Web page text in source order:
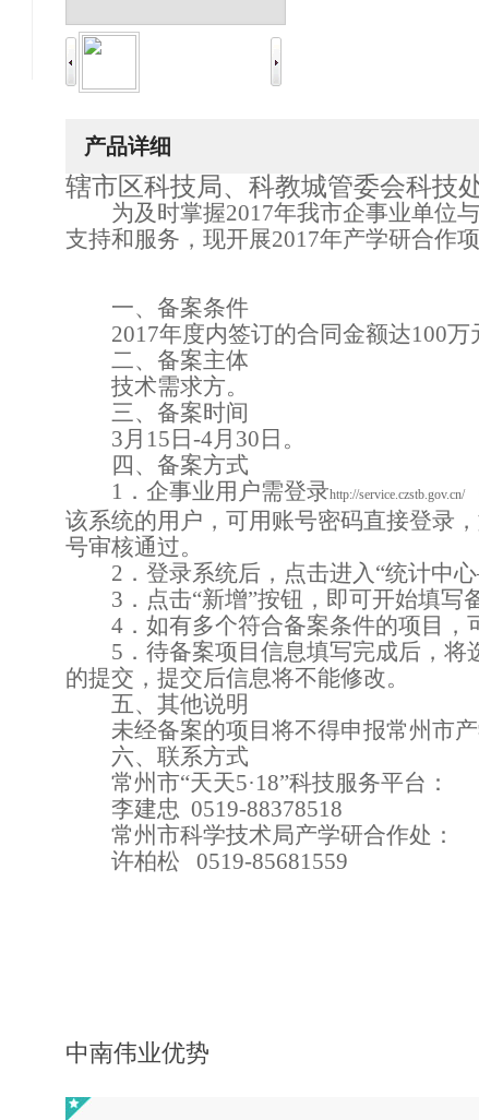
产品详细
辖市区科技局、科教城管委会科技
为及时掌握2017年我市企事业单位
支持和服务，现开展2017年产学研合作
一、备案条件
2017年度内签订的合同金额达100万
二、备案主体
技术需求方。
三、备案时间
3月 15 日-4月 30 日 。
四、备案方式
1 ．企事业用户需登录http://service.czstb.gov.cn/
该系统的用户，可用账号密码直接登录
号审核通过。
2 ．登录系统后，点击进入“统计中心
3 ．点击“新增”按钮，即可开始填写
4 ．如有多个符合备案条件的项目，
5 ．待备案项目信息填写完成后，
的提交，提交后信息将不能修改。
五、其他说明
未经备案的项目将不得申报常州市
六、联系方式
常州市“天天5·18”科技服务平台 ：
李建忠 0519-88378518
常州市科学技术局产学研合作处：
许柏松
0519-85681559
中南伟业优势